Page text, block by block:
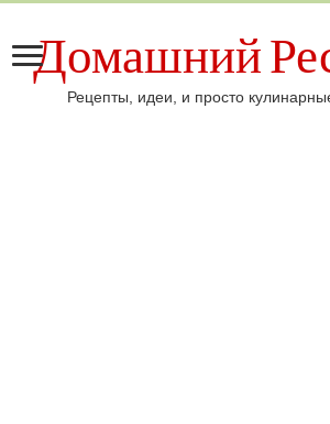
Домашний
Рецепты, идеи, и просто